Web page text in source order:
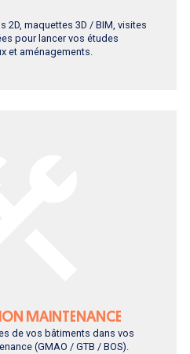
2D, maquettes 3D / BIM, visites
pour lancer vos études
et aménagements.
MAINTENANCE
de vos bâtiments dans vos
(GMAO / GTB / BOS).